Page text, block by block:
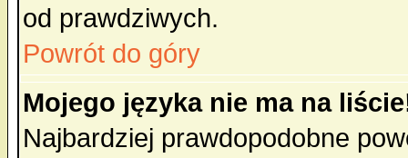
od prawdziwych.
Powrót do góry
Mojego języka nie ma na
Najbardziej prawdopodobne